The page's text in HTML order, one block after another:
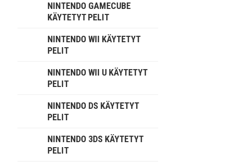
NINTENDO GAMECUBE
KÄYTETYT PELIT
NINTENDO WII KÄYTETYT
PELIT
NINTENDO WII U KÄYTETYT
PELIT
NINTENDO DS KÄYTETYT
PELIT
NINTENDO 3DS KÄYTETYT
PELIT